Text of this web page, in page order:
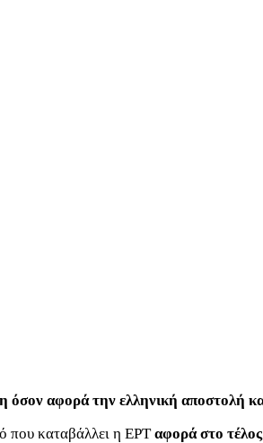
όσον αφορά την ελληνική αποστολή
που καταβάλλει η ΕΡΤαφορά στο